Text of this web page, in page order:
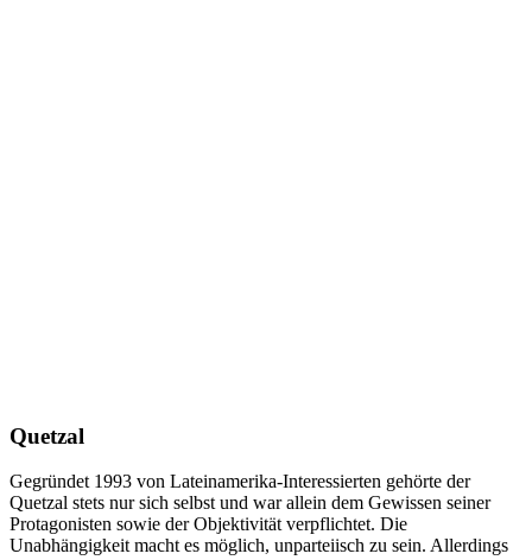
Quetzal
Gegründet 1993 von Lateinamerika-Interessierten gehörte der
Quetzal stets nur sich selbst und war allein dem Gewissen seiner
Protagonisten sowie der Objektivität verpflichtet. Die
Unabhängigkeit macht es möglich, unparteiisch zu sein. Allerdings